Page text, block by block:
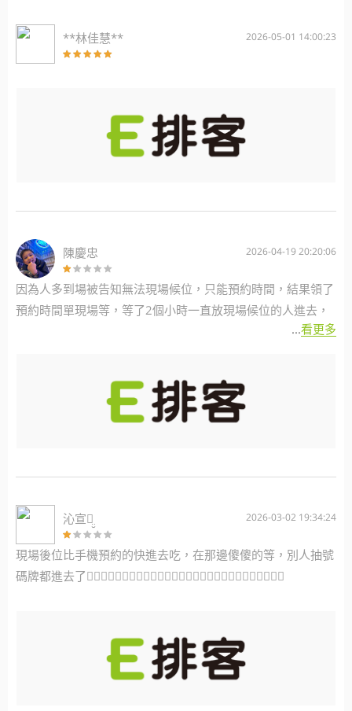
**林佳慧** 2026-05-01 14:00:23
陳慶忠 2026-04-19 20:20:06
因為人多到場被告知無法現場候位，只能預約時間，結果領了
預約時間單現場等，等了2個小時一直放現場候位的人進去，
後面慢慢發現現場候位號碼的人都是比我們慢到的人先進去，
碼一個一個先進去，是不是後面到場的人又可以拿現場候位號
碼？真不爽！ 這系統怎不能選0顆星！
...看更多
沁宣ꪔ̤̮ 2026-03-02 19:34:24
現場後位比手機預約的快進去吃，在那邊傻傻的等，別人抽號
碼牌都進去了👎🏻👎🏻👎🏻👎🏻👎🏻👎🏻👎🏻👎🏻👎🏻👎🏻👎🏻👎🏻👎🏻👎🏻